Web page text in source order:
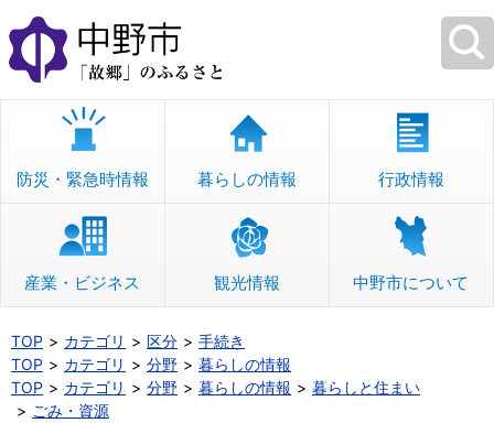
本
文
へ
移
防災・緊急時情報 暮らしの情報 行政情報
産業・ビジネス 観光情報 中野市について
TOP カテゴリ 区分
手続き
TOP
カテゴリ 分野
暮らしの情報
TOP
カテゴリ 分野 暮らしの情報
暮らしと住まい
ごみ・資源